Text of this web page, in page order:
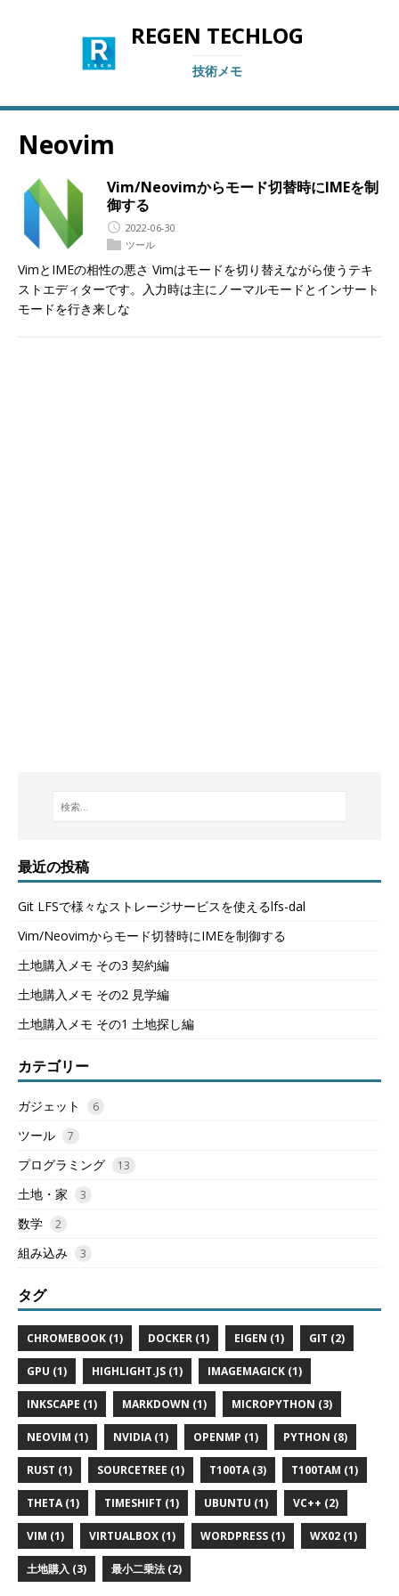
REGEN TECHLOG
技術メモ
Neovim
Vim/Neovimからモード切替時にIMEを制
御する
2022-06-30
ツール
VimとIMEの相性の悪さ Vimはモードを切り替えながら使うテキ
ストエディターです。入力時は主にノーマルモードとインサート
モードを行き来しな
最近の投稿
Git LFSで様々なストレージサービスを使えるlfs-dal
Vim/Neovimからモード切替時にIMEを制御する
土地購入メモ その3 契約編
土地購入メモ その2 見学編
土地購入メモ その1 土地探し編
カテゴリー
ガジェット 6
ツール 7
プログラミング 13
土地・家 3
数学 2
組み込み 3
タグ
CHROMEBOOK (1) DOCKER (1) EIGEN (1) GIT (2)
GPU (1) HIGHLIGHT.JS (1) IMAGEMAGICK (1)
INKSCAPE (1) MARKDOWN (1) MICROPYTHON (3)
NEOVIM (1) NVIDIA (1) OPENMP (1) PYTHON (8)
RUST (1) SOURCETREE (1) T100TA (3) T100TAM (1)
THETA (1) TIMESHIFT (1) UBUNTU (1) VC++ (2)
VIM (1) VIRTUALBOX (1) WORDPRESS (1) WX02 (1)
土地購入 (3) 最小二乗法 (2)